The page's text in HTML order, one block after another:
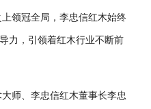
领冠全局，李忠信红木始终
力，引领着红木行业不断前
师、李忠信红木董事长李忠